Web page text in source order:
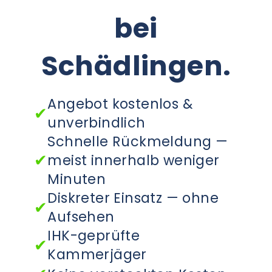
Unser Team achtet dabei auf
eine fachgerechte, sichere
Durchführung und gibt
Hinweise zur Nachsorge.
bei
Schädlingen.
✔Angebot kostenlos &
unverbindlich
✔
Schnelle Rückmeldung —
meist innerhalb weniger
Minuten
✔Diskreter Einsatz — ohne
Aufsehen
✔IHK-geprüfte
Kammerjäger